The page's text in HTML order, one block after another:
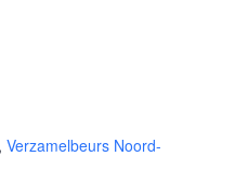
, Verzamelbeurs Noord-